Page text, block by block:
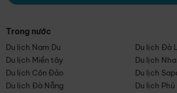
Trong nước
Du lịch Nam Du
Du lịch Đà
Du lịch Miền tây
Du lịch
Du lịch Côn Đảo
Du lịch
Du lịch Đà Nẵng
Du lịch